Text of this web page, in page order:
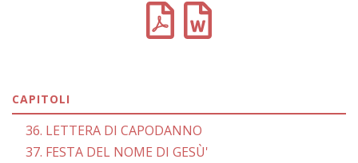
CAPITOLI
36. LETTERA DI CAPODANNO
37. FESTA DEL NOME DI GESÙ'